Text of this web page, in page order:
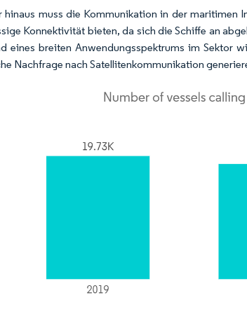
hinaus muss die Kommunikation in der maritimen
Konnektivität bieten, da sich die Schiffe an
eines breiten Anwendungsspektrums im Sektor
Nachfrage nach Satellitenkommunikation